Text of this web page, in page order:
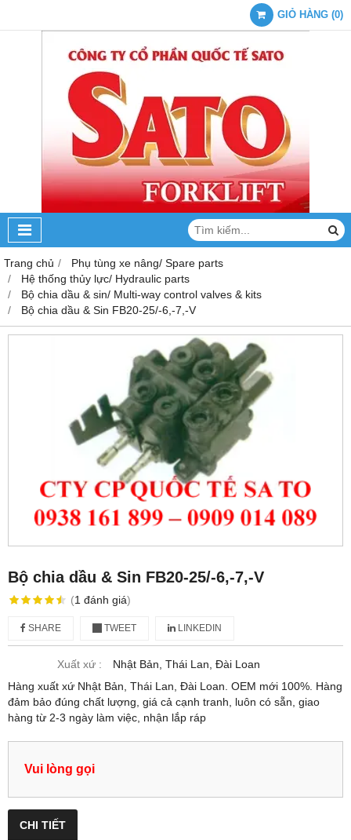
GIỎ HÀNG (0)
Trang chủ
Phụ tùng xe nâng/ Spare parts
Hệ thống thủy lực/ Hydraulic parts
Bộ chia dầu & sin/ Multi-way control valves & kits
Bộ chia dầu & Sin FB20-25/-6,-7,-V
Bộ chia dầu & Sin FB20-25/-6,-7,-V
(1 đánh giá)
SHARE TWEET LINKEDIN
Xuất xứ :
Nhật Bản, Thái Lan, Đài Loan
Hàng xuất xứ Nhật Bản, Thái Lan, Đài Loan. OEM mới 100%. Hàng
đảm bảo đúng chất lượng, giá cả cạnh tranh, luôn có sẵn, giao
hàng từ 2-3 ngày làm việc, nhận lắp ráp
Vui lòng gọi
CHI TIẾT